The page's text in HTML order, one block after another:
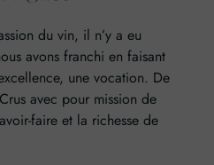
du vin, il n’y a eu
avons franchi en faisant
une vocation. De
avec pour mission de
faire et la richesse de